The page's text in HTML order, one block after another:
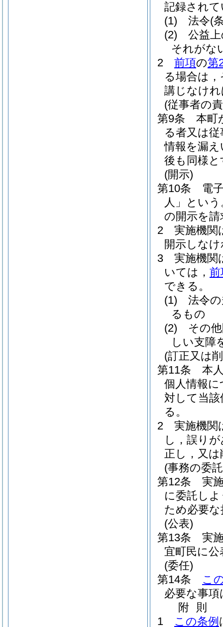
記録され
(1)
法令(
(2)
公益
それがな
2
前項の第
る場合は
講じなけ
(従事者の
第9条
本町
る者又は
情報を漏
後も同様
(開示)
第10条
電
人」という
の開示を
2
実施機関
開示しな
3
実施機関
いては， 前
できる。
(1)
法令
るもの
(2)
その
しい支障
(訂正又は
第11条
本
個人情報
対して当
る。
2
実施機関
し，誤り
正し，又
(事務の委
第12条
実
に委託し
ため必要
(公表)
第13条
実
宜町民に
(委任)
第14条
こ
必要な事
附 則
1
この条例